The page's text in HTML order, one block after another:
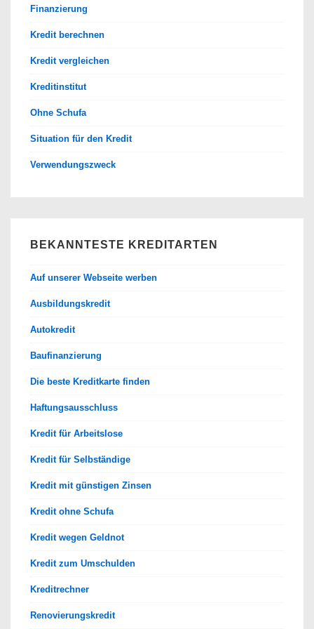
Finanzierung
Kredit berechnen
Kredit vergleichen
Kreditinstitut
Ohne Schufa
Situation für den Kredit
Verwendungszweck
BEKANNTESTE KREDITARTEN
Auf unserer Webseite werben
Ausbildungskredit
Autokredit
Baufinanzierung
Die beste Kreditkarte finden
Haftungsausschluss
Kredit für Arbeitslose
Kredit für Selbständige
Kredit mit günstigen Zinsen
Kredit ohne Schufa
Kredit wegen Geldnot
Kredit zum Umschulden
Kreditrechner
Renovierungskredit